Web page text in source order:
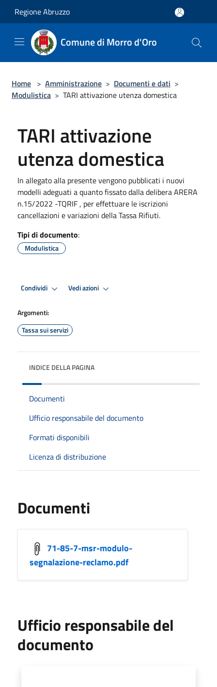
Regione Abruzzo
Comune di Morro d'Oro
Home > Amministrazione > Documenti e dati >
Modulistica > TARI attivazione utenza domestica
TARI attivazione
utenza domestica
In allegato alla presente vengono pubblicati i nuovi
modelli adeguati a quanto fissato dalla delibera ARERA
n.15/2022 -TQRIF , per effettuare le iscrizioni
cancellazioni e variazioni della Tassa Rifiuti.
Tipi di documento:
Modulistica
Condividi Vedi azioni
Argomenti:
Tassa sui servizi
INDICE DELLA PAGINA
Documenti
Ufficio responsabile del documento
Formati disponibili
Licenza di distribuzione
Documenti
71-85-7-msr-modulo-
segnalazione-reclamo.pdf
Ufficio responsabile del
documento